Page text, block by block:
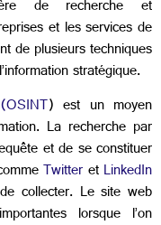
de recherche et
et les services de
de plusieurs techniques
stratégique.
(OSINT) est un moyen
La recherche par
et de se constituer
TwitteretLinkedIn
collecter. Le site web
lorsque l’on